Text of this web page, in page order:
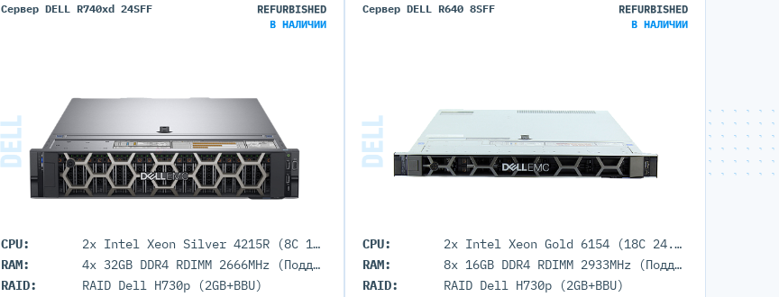
Сервер DELL R740xd 24SFF
REFURBISHED
В НАЛИЧИИ
CPU:
2x Intel Xeon Silver 4215R (8C 11M Cache 3.20 GHz)
RAM:
4x 32GB DDR4 RDIMM 2666MHz (Поддержка до 3072GB максимально, 24 DIMM портов)
RAID:
RAID Dell H730p (2GB+BBU)
Сервер DELL R640 8SFF
REFURBISHED
В НАЛИЧИИ
CPU:
2x Intel Xeon Gold 6154 (18C 24.75M Cache 3.00 GHz)
RAM:
8x 16GB DDR4 RDIMM 2933MHz (Поддержка до 3Тб максимально, 24 DIMM портов)
RAID:
RAID Dell H730p (2GB+BBU)